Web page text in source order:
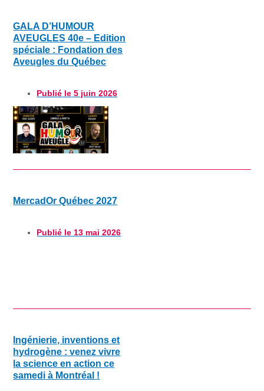
GALA D’HUMOUR
AVEUGLES 40e – Edition
spéciale : Fondation des
Aveugles du Québec
Publié le 5 juin 2026
MercadOr Québec 2027
Publié le 13 mai 2026
Ingénierie, inventions et
hydrogène : venez vivre
la science en action ce
samedi à Montréal !